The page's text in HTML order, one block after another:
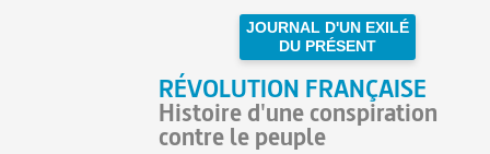
JOURNAL D'UN EXILÉ
DU PRÉSENT
RÉVOLUTION FRANÇAISE
Histoire d'une conspiration
contre le peuple